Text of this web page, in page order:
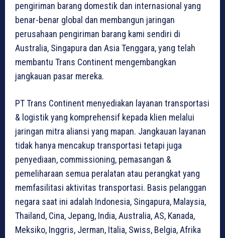
pengiriman barang domestik dan internasional yang
benar-benar global dan membangun jaringan
perusahaan pengiriman barang kami sendiri di
Australia, Singapura dan Asia Tenggara, yang telah
membantu Trans Continent mengembangkan
jangkauan pasar mereka.
PT Trans Continent menyediakan layanan transportasi
& logistik yang komprehensif kepada klien melalui
jaringan mitra aliansi yang mapan. Jangkauan layanan
tidak hanya mencakup transportasi tetapi juga
penyediaan, commissioning, pemasangan &
pemeliharaan semua peralatan atau perangkat yang
memfasilitasi aktivitas transportasi. Basis pelanggan
negara saat ini adalah Indonesia, Singapura, Malaysia,
Thailand, Cina, Jepang, India, Australia, AS, Kanada,
Meksiko, Inggris, Jerman, Italia, Swiss, Belgia, Afrika